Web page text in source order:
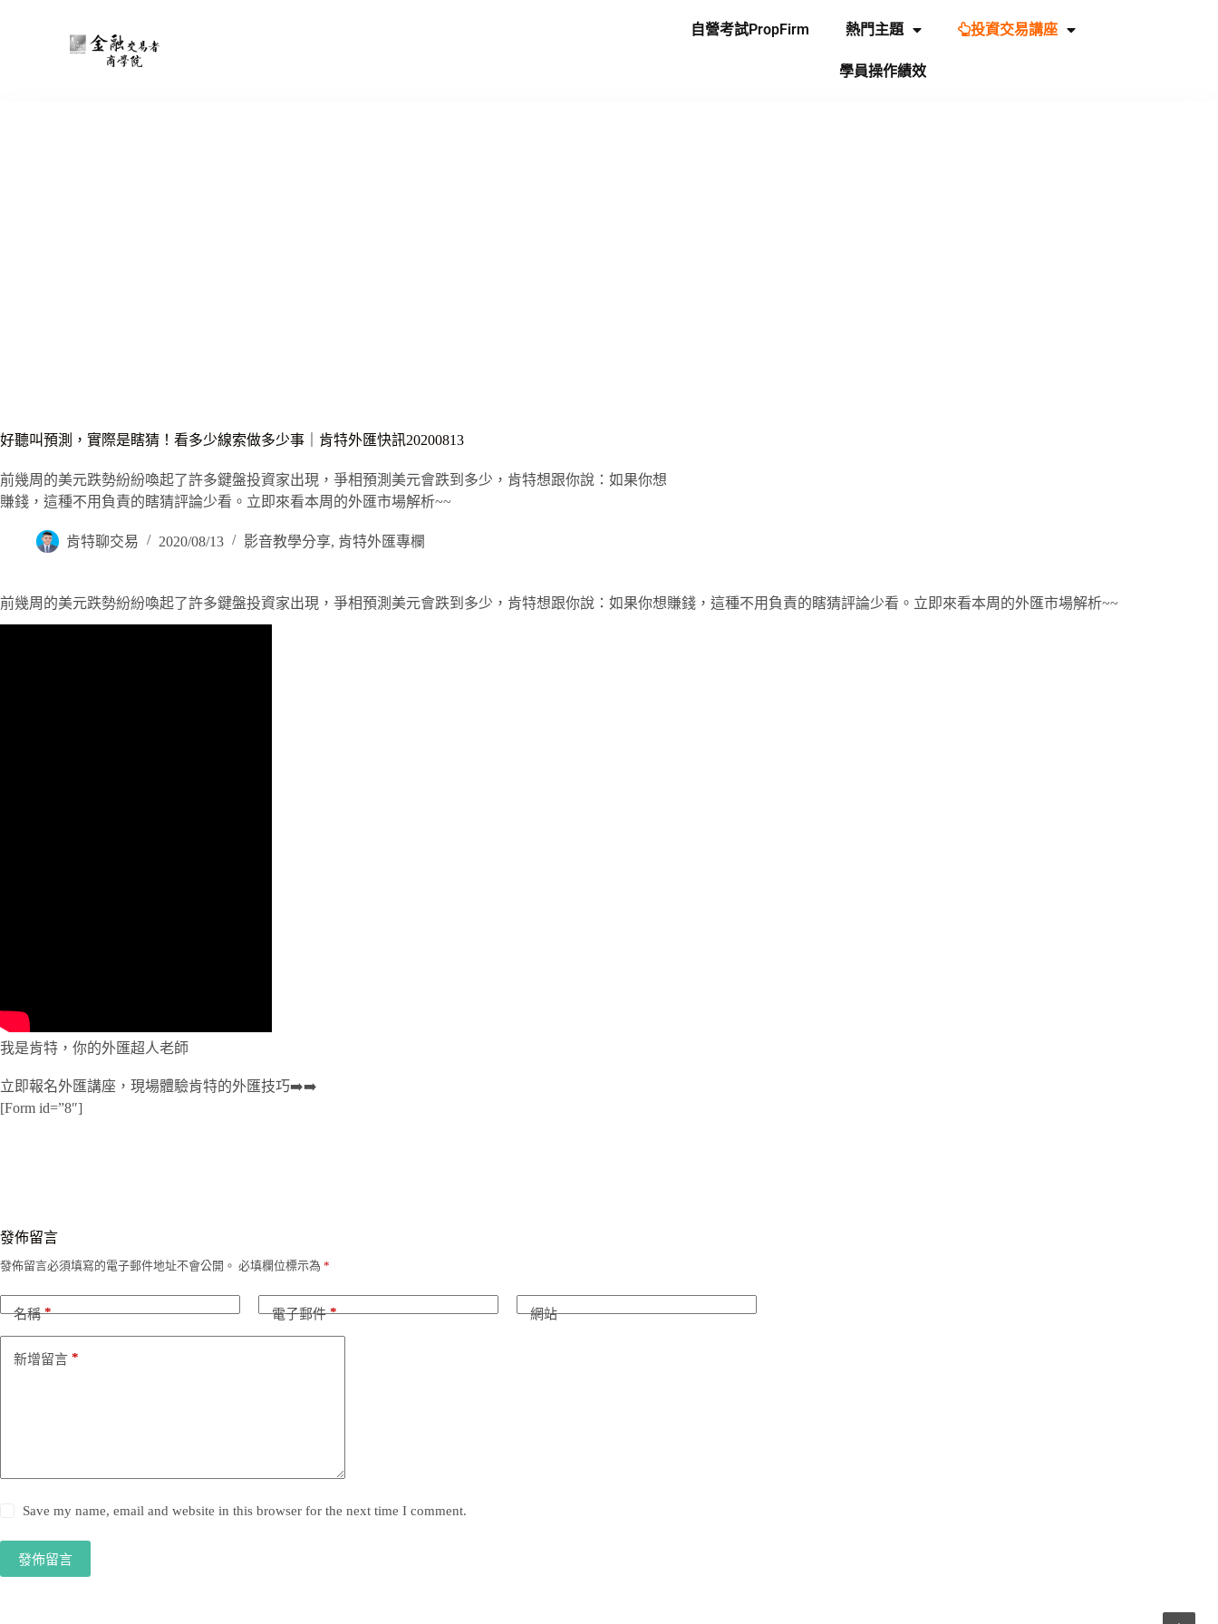
自營考試PropFirm 熱門主題 投資交易講座
學員操作績效
好聽叫預測，實際是瞎猜！看多少線索做多少事｜肯特外匯快訊20200813
前幾周的美元跌勢紛紛喚起了許多鍵盤投資家出現，爭相預測美元會跌到多少，肯特想跟你說：如果你想
賺錢，這種不用負責的瞎猜評論少看。立即來看本周的外匯市場解析~~
肯特聊交易 2020/08/13 影音教學分享, 肯特外匯專欄
前幾周的美元跌勢紛紛喚起了許多鍵盤投資家出現，爭相預測美元會跌到多少，肯特想跟你說：如果你想賺錢，這種不用負責的瞎猜評論少看。立即來看本周的外匯市場解析~~
我是肯特，你的外匯超人老師
立即報名外匯講座，現場體驗肯特的外匯技巧➡️➡️
[Form id=”8″]
發佈留言
發佈留言必須填寫的電子郵件地址不會公開。 必填欄位標示為 *
名稱* 電子郵件* 網站
新增留言 *
Save my name, email and website in this browser for the next time I comment.
發佈留言